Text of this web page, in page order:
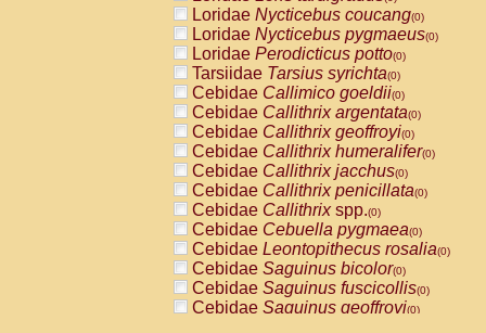
Loridae Nycticebus coucang(0)
Loridae Nycticebus pygmaeus(0)
Loridae Perodicticus potto(0)
Tarsiidae Tarsius syrichta(0)
Cebidae Callimico goeldii(0)
Cebidae Callithrix argentata(0)
Cebidae Callithrix geoffroyi(0)
Cebidae Callithrix humeralifer(0)
Cebidae Callithrix jacchus(0)
Cebidae Callithrix penicillata(0)
Cebidae Callithrixspp.(0)
Cebidae Cebuella pygmaea(0)
Cebidae Leontopithecus rosalia(0)
Cebidae Saguinus bicolor(0)
Cebidae Saguinus fuscicollis(0)
Cebidae Saguinus geoffroyi(0)